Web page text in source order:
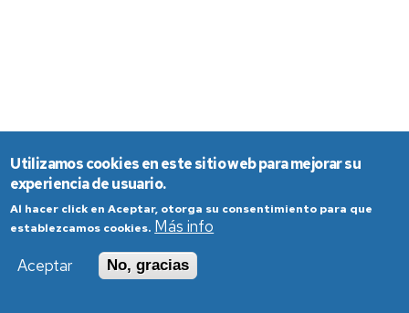
Utilizamos cookies en este sitio web para mejorar su
experiencia de usuario.
Al hacer click en Aceptar, otorga su consentimiento para que
establezcamos cookies. Más info
Aceptar
No, gracias